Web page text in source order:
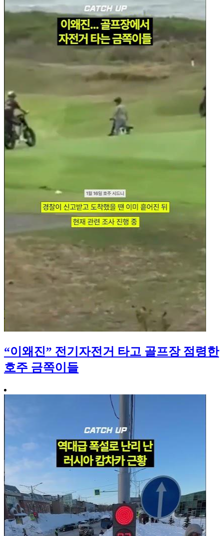
“이왜진” 전기자전거 타고 골프장 점령한
호주 금쪽이들